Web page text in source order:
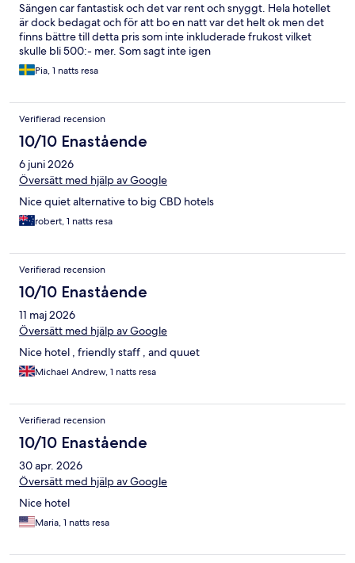
Sängen car fantastisk och det var rent och snyggt. Hela hotellet
är dock bedagat och för att bo en natt var det helt ok men det
finns bättre till detta pris som inte inkluderade frukost vilket
skulle bli 500:- mer. Som sagt inte igen
Pia, 1 natts resa
Verifierad recension
10/10 Enastående
6 juni 2026
Översätt med hjälp av Google
Nice quiet alternative to big CBD hotels
robert, 1 natts resa
Verifierad recension
10/10 Enastående
11 maj 2026
Översätt med hjälp av Google
Nice hotel , friendly staff , and quuet
Michael Andrew, 1 natts resa
Verifierad recension
10/10 Enastående
30 apr. 2026
Översätt med hjälp av Google
Nice hotel
Maria, 1 natts resa